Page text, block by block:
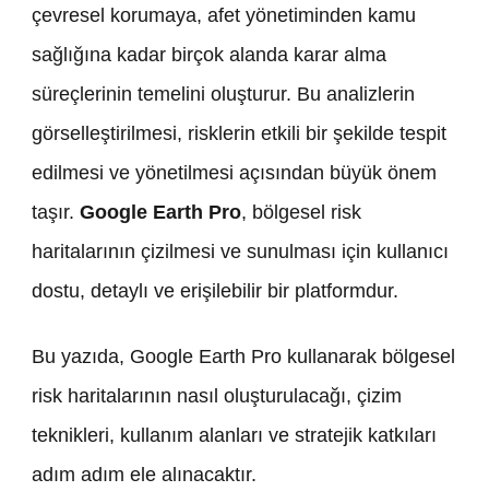
çevresel korumaya, afet yönetiminden kamu
sağlığına kadar birçok alanda karar alma
süreçlerinin temelini oluşturur. Bu analizlerin
görselleştirilmesi, risklerin etkili bir şekilde tespit
edilmesi ve yönetilmesi açısından büyük önem
taşır. Google Earth Pro, bölgesel risk
haritalarının çizilmesi ve sunulması için kullanıcı
dostu, detaylı ve erişilebilir bir platformdur.
Bu yazıda, Google Earth Pro kullanarak bölgesel
risk haritalarının nasıl oluşturulacağı, çizim
teknikleri, kullanım alanları ve stratejik katkıları
adım adım ele alınacaktır.